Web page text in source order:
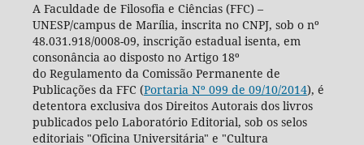
A Faculdade de Filosofia e Ciências (FFC) –
UNESP/campus de Marília, inscrita no CNPJ, sob o nº
48.031.918/0008-09, inscrição estadual isenta, em
consonância ao disposto no Artigo 18º
do Regulamento da Comissão Permanente de
Publicações da FFC (Portaria Nº 099 de 09/10/2014), é
detentora exclusiva dos Direitos Autorais dos livros
publicados pelo Laboratório Editorial, sob os selos
editoriais "Oficina Universitária" e "Cultura